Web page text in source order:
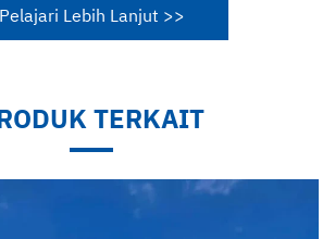
Pelajari Lebih Lanjut >>
TERKAIT